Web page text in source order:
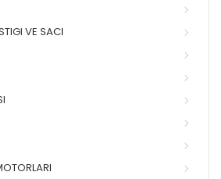
VE SACI